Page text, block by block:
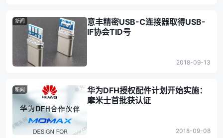
新闻
意丰精密USB-C连接器取得USB-
IF协会TID号
2018-09-13
新闻
华为DFH授权配件计划开始实施：
摩米士首批获认证
2018-09-08